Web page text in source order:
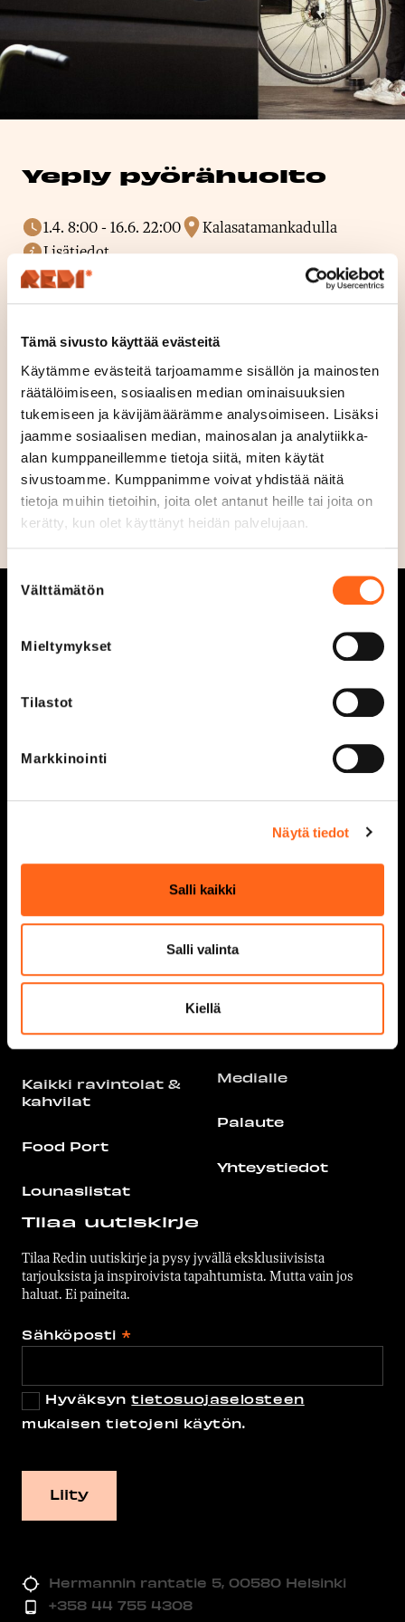
Tämä sivusto käyttää evästeitä
Käytämme evästeitä tarjoamamme sisällön ja mainosten
räätälöimiseen, sosiaalisen median ominaisuuksien
tukemiseen ja kävijämäärämme analysoimiseen. Lisäksi
jaamme sosiaalisen median, mainosalan ja analytiikka-
alan kumppaneillemme tietoja siitä, miten käytät
sivustoamme. Kumppanimme voivat yhdistää näitä
tietoja muihin tietoihin, joita olet antanut heille tai joita on
kerätty, kun olet käyttänyt heidän palvelujaan.
Suostumuksen
valinta
Välttämätön
Mieltymykset
Tilastot
Markkinointi
Näytä tiedot
Salli kaikki
Salli valinta
Kiellä
Yeply pyörähuolto
1.4. 8:00-16.6. 22:00
Kalasatamankadulla
Lisätiedot
Yeplyn liikkuva pyörähuolto huoltaa pyöriä Redin
Kalasatamankadulla useamman kerran kuussa
huhtikuusta kesäkuuhun: 28.-29.4., 7.-8.5., sekä
19.-20.5. Varaa huoltoaikasi ja tutustu Yeplyyn
”Lisätiedot”- linkistä.
Ei kesää ilman pyörällä rullailua, varaa siis aikasi nyt!
Kaikki liikkeet &
Viihdemaailma
Tarjoukset
kahvilat
Kaikki ravintolat &
kahvilat
Food Port
Lounaslistat
Ajankohtaista
Vastuullisuus
Näin saavut
Pysäköinti
Pohjakartat
Yrityksille
Medialle
Palaute
Yhteystiedot
Tilaa uutiskirje
Tilaa Redin uutiskirje ja pysy jyvällä eksklusiivisista
tarjouksista ja inspiroivista tapahtumista. Mutta vain jos
haluat. Ei paineita.
Sähköposti *
Hyväksyntietosuojaselosteen
mukaisen tietojeni käytön.
Hermannin rantatie 5, 00580 Helsinki
+358 44 755 4308